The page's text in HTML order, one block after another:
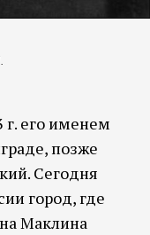
г. его именем
позже
Сегодня
город, где
Маклина